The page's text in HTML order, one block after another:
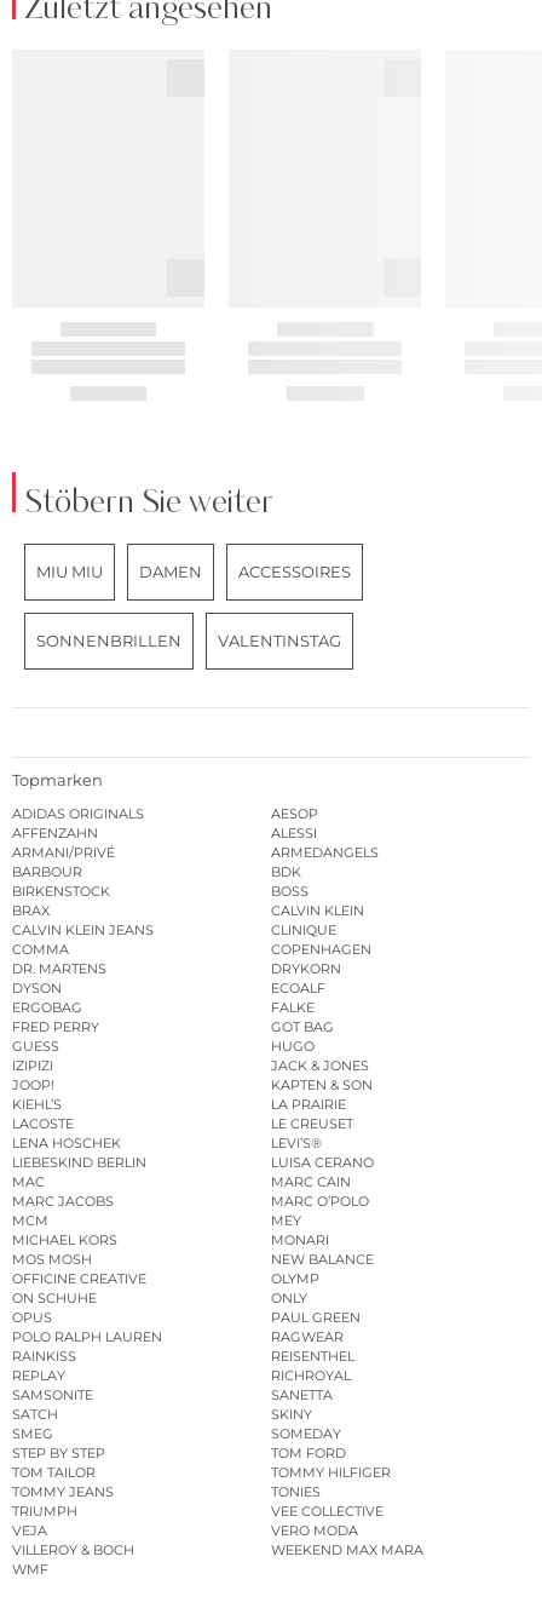
Stöbern Sie weiter
MIU MIU DAMEN ACCESSOIRES
SONNENBRILLEN VALENTINSTAG
Topmarken
ADIDAS ORIGINALS
AESOP
AFFENZAHN
ALESSI
ARMANI/PRIVÉ
ARMEDANGELS
BARBOUR
BDK
BIRKENSTOCK
BOSS
BRAX
CALVIN KLEIN
CALVIN KLEIN JEANS
CLINIQUE
COMMA
COPENHAGEN
DR. MARTENS
DRYKORN
DYSON
ECOALF
ERGOBAG
FALKE
FRED PERRY
GOT BAG
GUESS
HUGO
IZIPIZI
JACK & JONES
JOOP!
KAPTEN & SON
KIEHL’S
LA PRAIRIE
LACOSTE
LE CREUSET
LENA HOSCHEK
LEVI’S®
LIEBESKIND BERLIN
LUISA CERANO
MAC
MARC CAIN
MARC JACOBS
MARC O’POLO
MCM
MEY
MICHAEL KORS
MONARI
MOS MOSH
NEW BALANCE
OFFICINE CREATIVE
OLYMP
ON SCHUHE
ONLY
OPUS
PAUL GREEN
POLO RALPH LAUREN
RAGWEAR
RAINKISS
REISENTHEL
REPLAY
RICHROYAL
SAMSONITE
SANETTA
SATCH
SKINY
SMEG
SOMEDAY
STEP BY STEP
TOM FORD
TOM TAILOR
TOMMY HILFIGER
TOMMY JEANS
TONIES
TRIUMPH
VEE COLLECTIVE
VEJA
VERO MODA
VILLEROY & BOCH
WEEKEND MAX MARA
WMF